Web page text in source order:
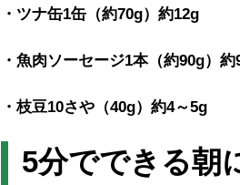
・ツナ缶1缶（約70g）約12g
・魚肉ソーセージ1本（約90g）約
・枝豆10さや（40g）約4～5g
5分でできる朝